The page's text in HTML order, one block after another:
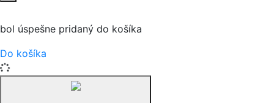
bol úspešne pridaný do košíka
Do košíka